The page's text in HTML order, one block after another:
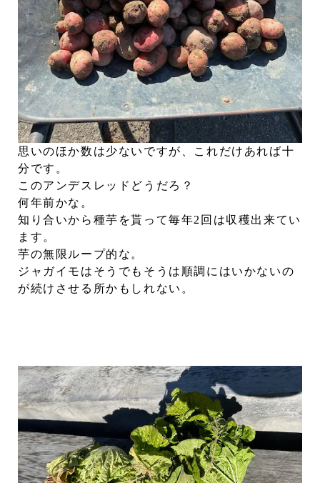
思いのほか数は少ないですが、これだけあれば十
分です。
このアンデスレッドどうだろ？
何年前かな。
知り合いから種芋を貰って毎年2回は収穫出来てい
ます。
芋の無限ループ的な。
ジャガイモはそうでもそうは順調にはいかないの
が続けさせる所かもしれない。